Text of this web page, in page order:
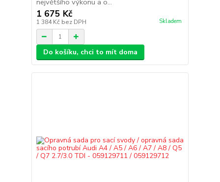
největšího výkonu a o...
1 675 Kč
1 384 Kč bez DPH Skladem
Do košíku, chci to mít doma